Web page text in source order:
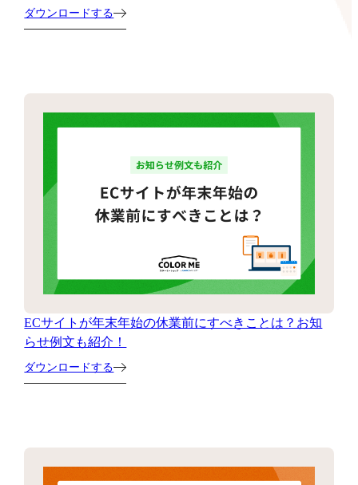
ダウンロードする
ECサイトが年末年始の休業前にすべきことは？お知
らせ例文も紹介！
ダウンロードする